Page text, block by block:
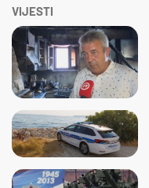
VIJESTI